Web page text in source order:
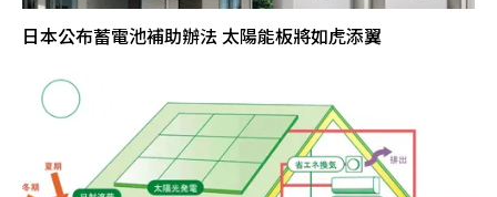
日本公布蓄電池補助辦法 太陽能板將如虎添翼